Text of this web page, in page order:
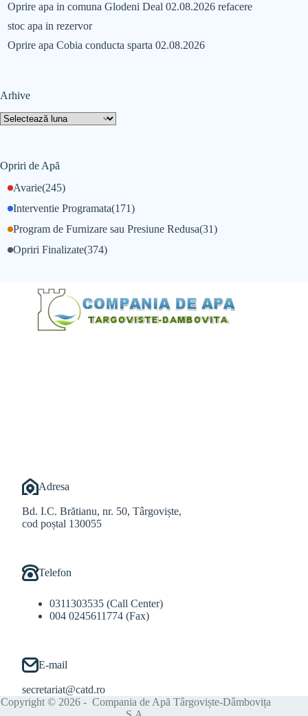
Oprire apa in comuna Glodeni Deal 02.08.2026 refacere
stoc apa in rezervor
Oprire apa Cobia conducta sparta 02.08.2026
Arhive
Opriri de Apă
Avarie(245)
Interventie Programata(171)
Opriri Finalizate(374)
Program de Furnizare sau Presiune Redusa(31)
Adresa
Bd. I.C. Brătianu, nr. 50, Târgoviște,
cod poștal 130055
Telefon
0311303535 (Call Center)
004 0245611774 (Fax)
E-mail
secretariat@catd.ro
Copyright © 2026 - Compania de Apă Târgoviște-Dâmbovița